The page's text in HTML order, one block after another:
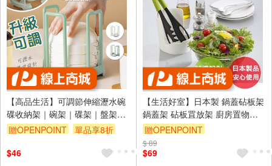
【高品生活】可調節伸縮瀝水碗
碟收納架｜碗架｜碟架｜盤架｜
碗收納｜伸縮瀝水碗架｜可調節
贈OPENPOINT
單品享8折
$46
【生活好室】日本製 鍋蓋砧板架
鍋蓋架 砧板罝放架 廚房置物架
湯杓架 鍋蓋架 置物架 湯匙架 鍋
鏟架 廚房用品
贈OPENPOINT
訂單滿999享9折
$ 89
$69